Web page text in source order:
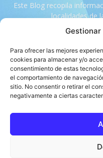
Para ofrecer las mejores
cookies para almacenar y/o
consentimiento de estas
el comportamiento de
sitio. No consentir o retirar el
negativamente a ciertas
Este Blog recopila
localidades de
Contáctanos:
Equipo